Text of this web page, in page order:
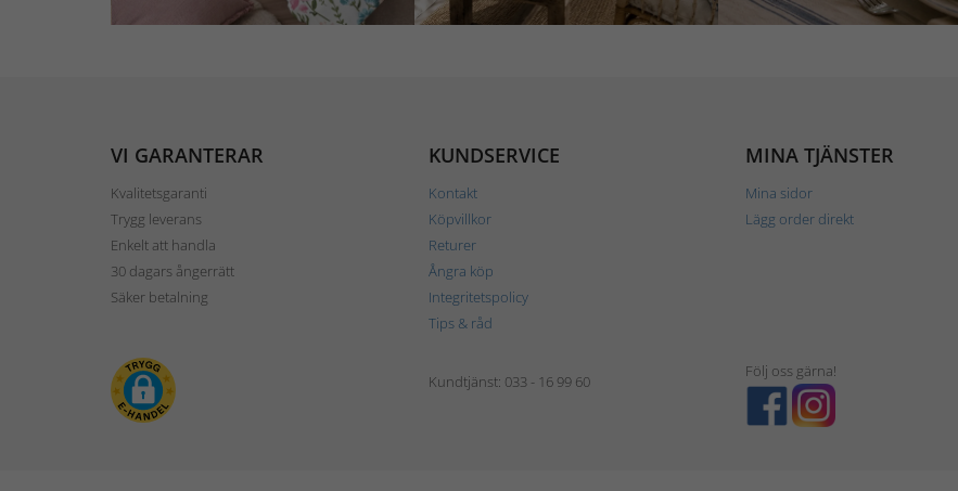
VI GARANTERAR
Kvalitetsgaranti
Trygg leverans
Enkelt att handla
30 dagars ångerrätt
Säker betalning
KUNDSERVICE
Kontakt
Köpvillkor
Returer
Ångra köp
Integritetspolicy
Tips & råd
MINA TJÄNSTER
Mina sidor
Lägg order direkt
Kundtjänst: 033 - 16 99 60
Följ oss gärna!